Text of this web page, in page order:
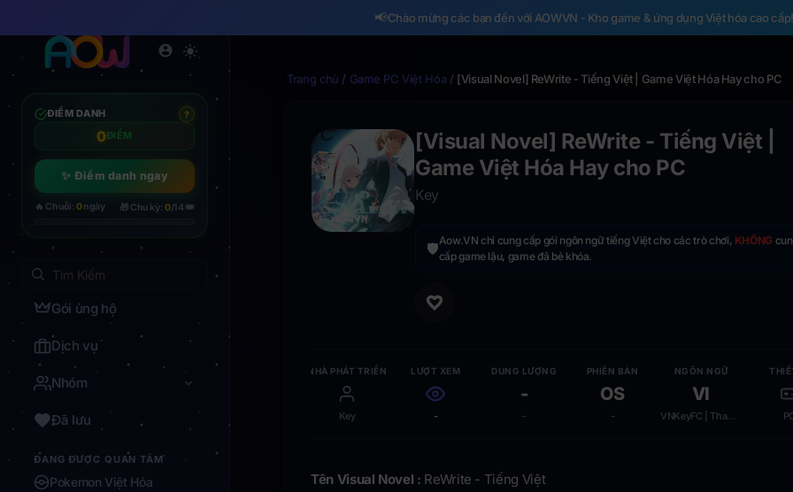
📢Chào mừng các bạn đến với AOWVN - Kho game & ứng dụng Việt hóa cao cấp!
ĐIỂM DANH ?
0ĐIỂM
✨ Điểm danh ngay
🔥 Chuỗi: 0ngày 🎁 Chu kỳ:0/14 👑
Gói ủng hộ
Dịch vụ
Nhóm
Đã lưu
ĐANG ĐƯỢC QUAN TÂM
Pokemon Việt Hóa
Trang chủ / Game PC Việt Hóa / [Visual Novel] ReWrite - Tiếng Việt | Game Việt Hóa Hay cho PC
[Visual Novel] ReWrite - Tiếng Việt |
Game Việt Hóa Hay cho PC
Key
🛡️Aow.VN chỉ cung cấp gói ngôn ngữ tiếng Việt cho các trò chơi, KHÔNG
cấp game lậu, game đã bẻ khóa.
NHÀ PHÁT TRIỂN
Key
LƯỢT XEM
-
DUNG LƯỢNG
-
-
PHIÊN BẢN
OS
-
NGÔN NGỮ
VI
VNKeyFC | Thanks to quân minh, hoàng hải
Tên Visual Novel : ReWrite - Tiếng Việt